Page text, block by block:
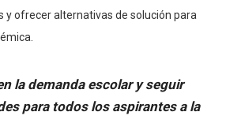
y ofrecer alternativas de solución para
la demanda escolar y seguir
para todos los aspirantes a la